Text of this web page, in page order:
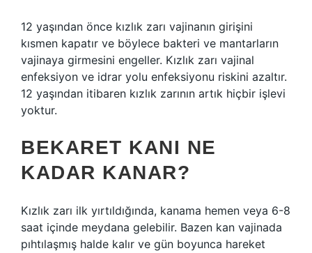
12 yaşından önce kızlık zarı vajinanın girişini
kısmen kapatır ve böylece bakteri ve mantarların
vajinaya girmesini engeller. Kızlık zarı vajinal
enfeksiyon ve idrar yolu enfeksiyonu riskini azaltır.
12 yaşından itibaren kızlık zarının artık hiçbir işlevi
yoktur.
BEKARET KANI NE
KADAR KANAR?
Kızlık zarı ilk yırtıldığında, kanama hemen veya 6-8
saat içinde meydana gelebilir. Bazen kan vajinada
pıhtılaşmış halde kalır ve gün boyunca hareket